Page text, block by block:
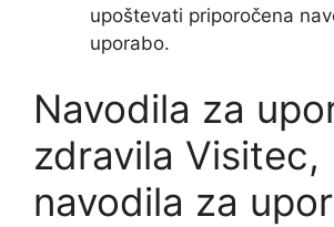
upoštevati priporočena
uporabo.
Navodila za
zdravila Visitec,
navodila za